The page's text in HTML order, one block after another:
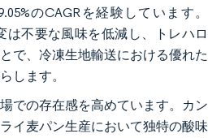
のCAGRを経験しています。
は不要な風味を低減し、トレハロ
で、冷凍生地輸送における優れた
します。
での存在感を高めています。カン
イ麦パン生産において独特の酸味